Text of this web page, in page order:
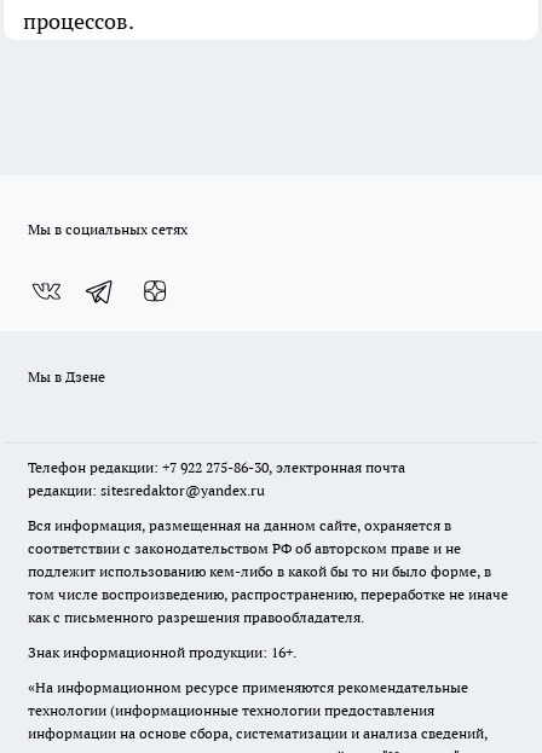
процессов.
Мы в социальных сетях
Мы в Дзене
Телефон редакции: +7 922 275-86-30, электронная почта
редакции: sitesredaktor@yandex.ru
Вся информация, размещенная на данном сайте, охраняется в
соответствии с законодательством РФ об авторском праве и не
подлежит использованию кем-либо в какой бы то ни было форме, в
том числе воспроизведению, распространению, переработке не иначе
как с письменного разрешения правообладателя.
Знак информационной продукции: 16+.
«На информационном ресурсе применяются рекомендательные
технологии (информационные технологии предоставления
информации на основе сбора, систематизации и анализа сведений,